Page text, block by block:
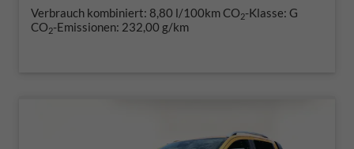
Verbrauch kombiniert: 8,80 l/100kmCO2-Klasse: G
CO2-Emissionen: 232,00 g/km